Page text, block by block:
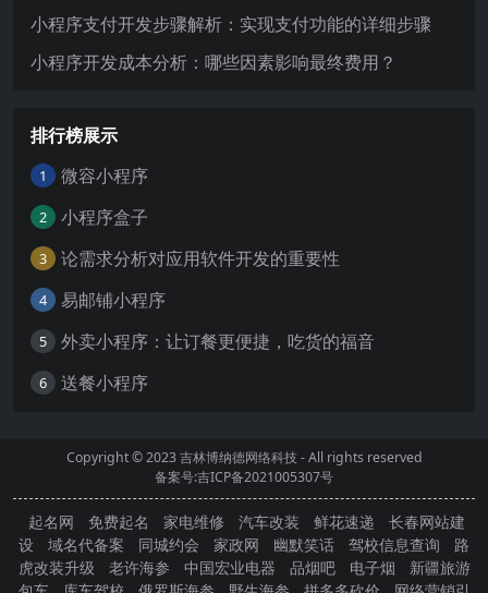
小程序支付开发步骤解析：实现支付功能的详细步骤
小程序开发成本分析：哪些因素影响最终费用？
排行榜展示
1 微容小程序
2 小程序盒子
3 论需求分析对应用软件开发的重要性
4 易邮铺小程序
5 外卖小程序：让订餐更便捷，吃货的福音
6 送餐小程序
Copyright © 2023吉林博纳德网络科技- All rights reserved
备案号:吉ICP备2021005307号
起名网 免费起名 家电维修 汽车改装 鲜花速递
长春网站建
设
域名代备案 同城约会 家政网 幽默笑话 驾校信息查询
路
虎改装升级
老许海参 中国宏业电器 品烟吧 电子烟
新疆旅游